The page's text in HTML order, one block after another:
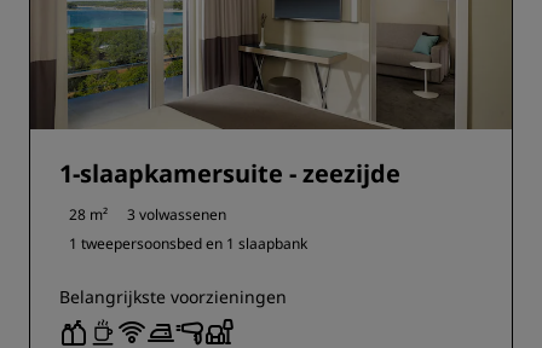
1-slaapkamersuite - zeezijde
28 m²
3 volwassenen
1 tweepersoonsbed en 1 slaapbank
Belangrijkste voorzieningen